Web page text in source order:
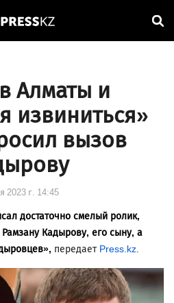
Алматы и
извиниться»
вызов
2023 г. 14:45
достаточно смелый ролик,
Кадырову, его сыну, а
передает Press.kz.